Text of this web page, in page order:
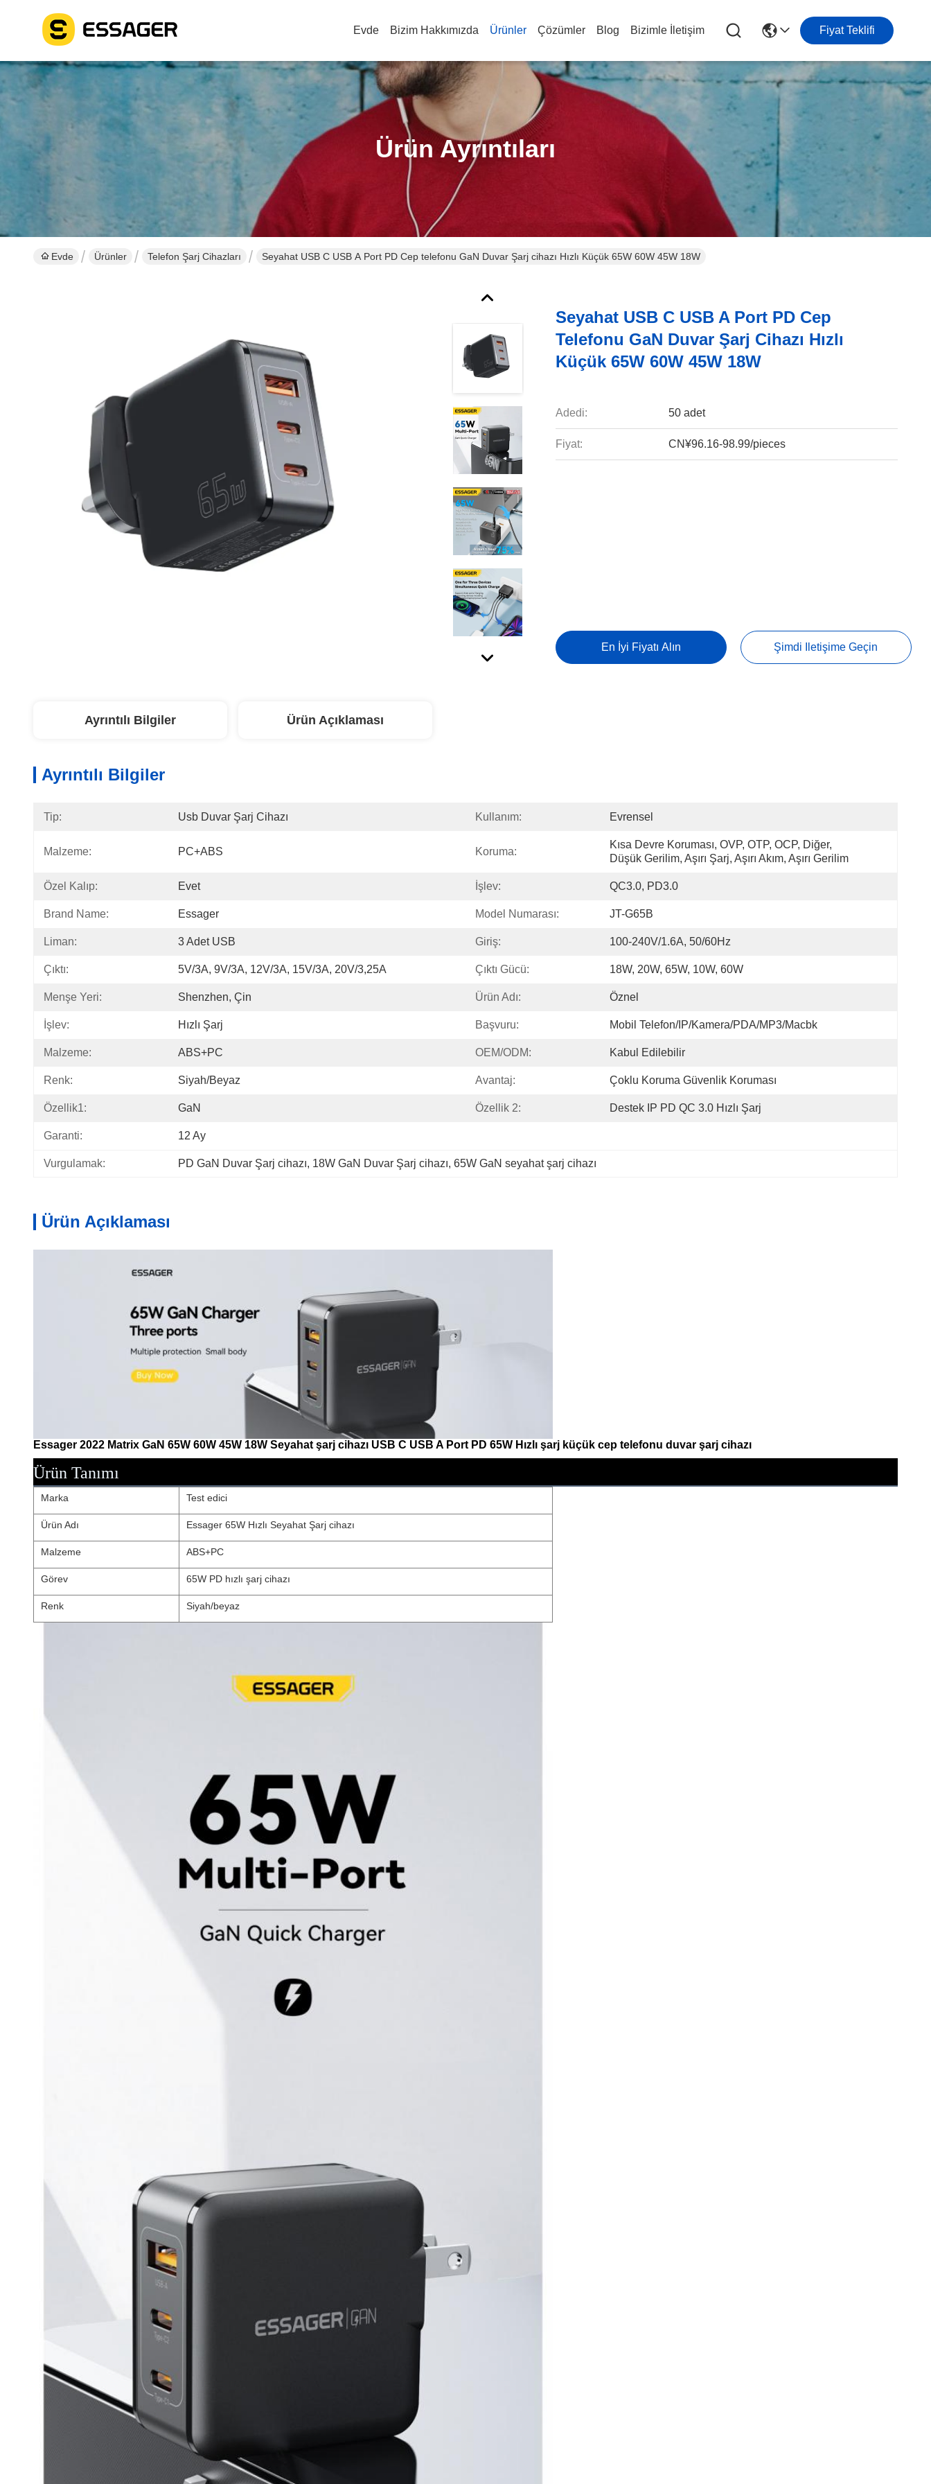
Evde Bizim Hakkımızda Ürünler Çözümler Blog Bizimle İletişim Fiyat Teklifi
Ürün Ayrıntıları
Evde Ürünler Telefon Şarj Cihazları Seyahat USB C USB A Port PD Cep telefonu GaN Duvar Şarj cihazı Hızlı Küçük 65W 60W 45W 18W
Seyahat USB C USB A Port PD Cep
Telefonu GaN Duvar Şarj Cihazı Hızlı
Küçük 65W 60W 45W 18W
Adedi: 50 adet
Fiyat: CN¥96.16-98.99/pieces
En İyi Fiyatı Alın Şimdi Iletişime Geçin
Ayrıntılı Bilgiler Ürün Açıklaması
Ayrıntılı Bilgiler
Tip: Usb Duvar Şarj Cihazı Kullanım: Evrensel
Malzeme: PC+ABS Koruma:
Kısa Devre Koruması, OVP, OTP, OCP, Diğer,
Düşük Gerilim, Aşırı Şarj, Aşırı Akım, Aşırı Gerilim
Özel Kalıp: Evet İşlev: QC3.0, PD3.0
Brand Name: Essager Model Numarası: JT-G65B
Liman: 3 Adet USB Giriş: 100-240V/1.6A, 50/60Hz
Çıktı: 5V/3A, 9V/3A, 12V/3A, 15V/3A, 20V/3,25A Çıktı Gücü: 18W, 20W, 65W, 10W, 60W
Menşe Yeri: Shenzhen, Çin Ürün Adı: Öznel
İşlev: Hızlı Şarj Başvuru: Mobil Telefon/IP/Kamera/PDA/MP3/Macbk
Malzeme: ABS+PC OEM/ODM: Kabul Edilebilir
Renk: Siyah/beyaz Avantaj: Çoklu Koruma Güvenlik Koruması
Özellik1: GaN Özellik 2: Destek IP PD QC 3.0 Hızlı Şarj
Garanti: 12 Ay
Vurgulamak: PD GaN Duvar Şarj cihazı, 18W GaN Duvar Şarj cihazı, 65W GaN seyahat şarj cihazı
Ürün Açıklaması
Essager 2022 Matrix GaN 65W 60W 45W 18W Seyahat şarj cihazı USB C USB A Port PD 65W Hızlı şarj küçük cep telefonu duvar şarj cihazı
Ürün Tanımı
Marka Test edici
Ürün Adı Essager 65W Hızlı Seyahat Şarj cihazı
Malzeme ABS+PC
Görev 65W PD hızlı şarj cihazı
Renk Siyah/beyaz